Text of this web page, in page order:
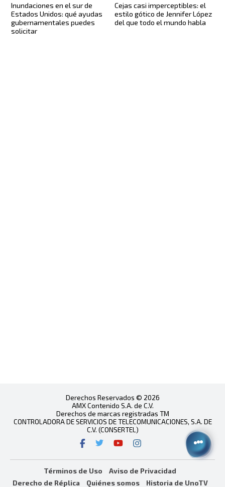
Inundaciones en el sur de
Estados Unidos: qué ayudas
gubernamentales puedes
solicitar
Cejas casi imperceptibles: el
estilo gótico de Jennifer López
del que todo el mundo habla
Derechos Reservados © 2026
AMX Contenido S.A. de C.V.
Derechos de marcas registradas TM
CONTROLADORA DE SERVICIOS DE TELECOMUNICACIONES, S.A. DE
C.V. (CONSERTEL)
Términos de Uso
Aviso de Privacidad
Derecho de Réplica
Quiénes somos Historia de UnoTV